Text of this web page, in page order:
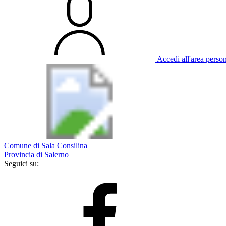
Accedi all'area
Comune di Sala Consilina
Provincia di Salerno
Seguici su: